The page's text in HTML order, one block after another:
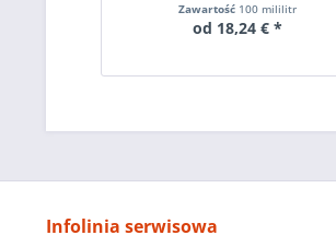
Zawartość 100 mililitr
od 18,24 € *
Infolinia serwisowa